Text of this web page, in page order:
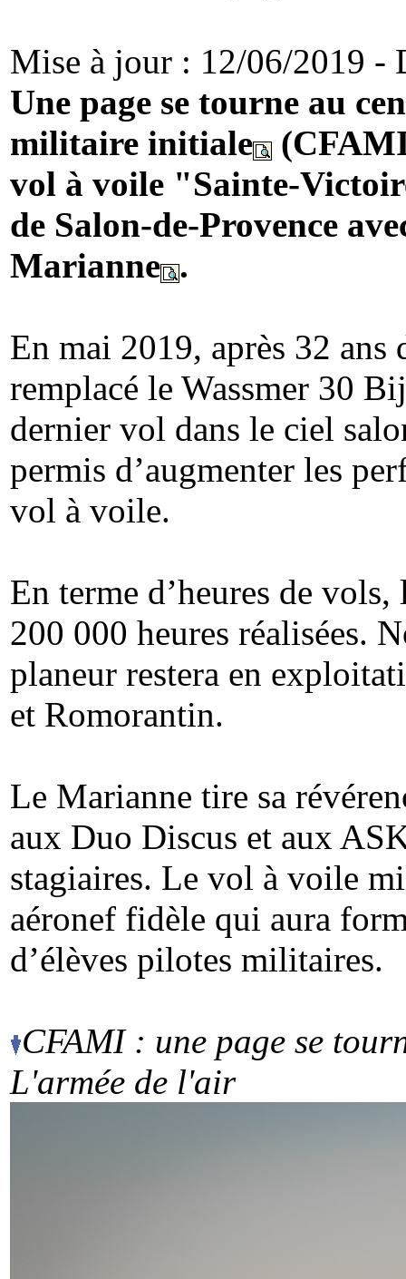
Mise à jour : 12/06/2019 -
Une page se tourne au
militaire initiale
vol à voile "Sainte-
de Salon-de-Provence
Marianne .
En mai 2019, après 32
remplacé le Wassmer 30
dernier vol dans le ciel
permis d’augmenter les
vol à voile.
En terme d’heures de
200 000 heures réalisées.
planeur restera en
et Romorantin.
Le Marianne tire sa
aux Duo Discus et aux
stagiaires. Le vol à voile
aéronef fidèle qui aura
d’élèves pilotes militaires.
CFAMI : une page se
L'armée de l'air